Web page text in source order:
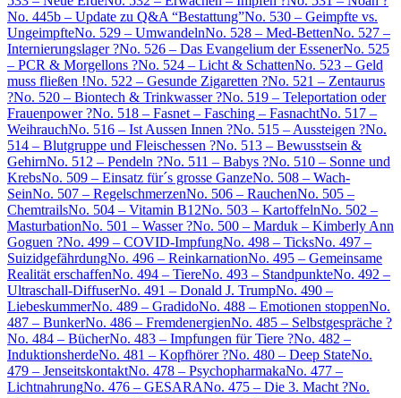
No. 445b – Update zu Q&A “Bestattung”No. 530 – Geimpfte vs.
UngeimpfteNo. 529 – UmwandelnNo. 528 – Med-BettenNo. 527 –
Internierungslager ?No. 526 – Das Evangelium der EssenerNo. 525
– PCR & Morgellons ?No. 524 – Licht & SchattenNo. 523 – Geld
muss fließen !No. 522 – Gesunde Zigaretten ?No. 521 – Zentaurus
?No. 520 – Biontech & Trinkwasser ?No. 519 – Teleportation oder
Frauenpower ?No. 518 – Fasnet – Fasching – FasnachtNo. 517 –
WeihrauchNo. 516 – Ist Aussen Innen ?No. 515 – Aussteigen ?No.
514 – Blutgruppe und Fleischessen ?No. 513 – Bewusstsein &
GehirnNo. 512 – Pendeln ?No. 511 – Babys ?No. 510 – Sonne und
KrebsNo. 509 – Einsatz für´s grosse GanzeNo. 508 – Wach-
SeinNo. 507 – RegelschmerzenNo. 506 – RauchenNo. 505 –
ChemtrailsNo. 504 – Vitamin B12No. 503 – KartoffelnNo. 502 –
MasturbationNo. 501 – Wasser ?No. 500 – Marduk – Kimberly Ann
Goguen ?No. 499 – COVID-ImpfungNo. 498 – TicksNo. 497 –
SuizidgefährdungNo. 496 – ReinkarnationNo. 495 – Gemeinsame
Realität erschaffenNo. 494 – TiereNo. 493 – StandpunkteNo. 492 –
Ultraschall-DiffuserNo. 491 – Donald J. TrumpNo. 490 –
LiebeskummerNo. 489 – GradidoNo. 488 – Emotionen stoppenNo.
487 – BunkerNo. 486 – FremdenergienNo. 485 – Selbstgespräche ?
No. 484 – BücherNo. 483 – Impfungen für Tiere ?No. 482 –
InduktionsherdeNo. 481 – Kopfhörer ?No. 480 – Deep StateNo.
479 – JenseitskontaktNo. 478 – PsychopharmakaNo. 477 –
LichtnahrungNo. 476 – GESARANo. 475 – Die 3. Macht ?No.